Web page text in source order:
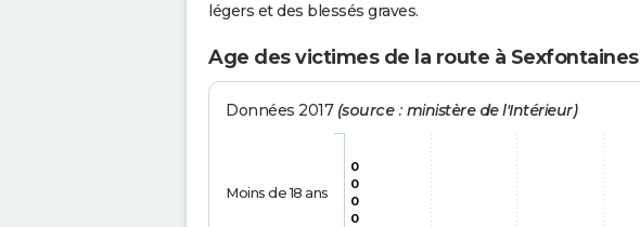
légers et des blessés graves.
Age des victimes de la route à Sexfontaines
Données 2017 (source : ministère de l'Intérieur)
0
0
0
0
Moins de 18 ans